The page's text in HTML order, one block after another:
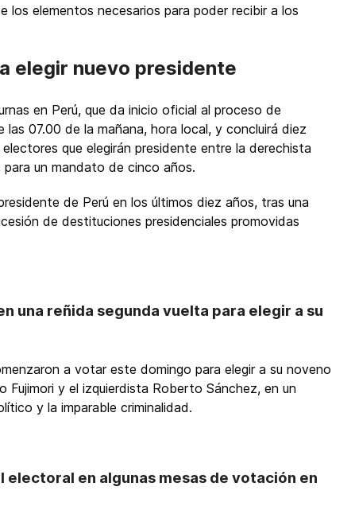
los elementos necesarios para poder recibir a los
elegir nuevo presidente
en Perú, que da inicio oficial al proceso de
07.00 de la mañana, hora local, y concluirá diez
que elegirán presidente entre la derechista
un mandato de cinco años.
de Perú en los últimos diez años, tras una
de destituciones presidenciales promovidas
una reñida segunda vuelta para elegir a su
a votar este domingo para elegir a su noveno
y el izquierdista Roberto Sánchez, en un
y la imparable criminalidad.
en algunas mesas de votación en